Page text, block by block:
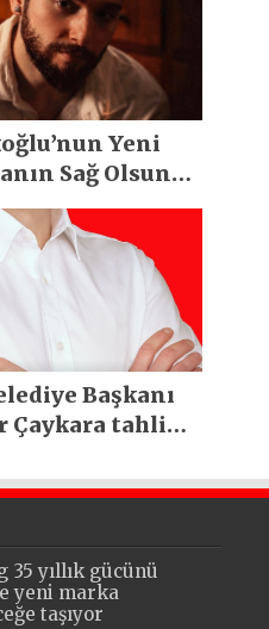
Yeni
Sağ Olsun”
İlgi Gördü!..
Başkanı
Çaykara tahliye
yıllık gücünü
yeni marka
taşıyor